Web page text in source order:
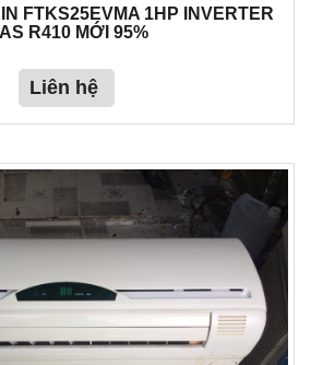
FTKS25EVMA 1HP INVERTER
R410 MỚI 95%
Liên hệ